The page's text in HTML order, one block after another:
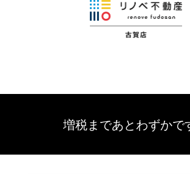
増税まであとわずかで